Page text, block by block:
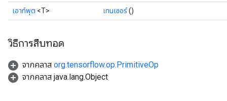
เอาท์พุต <T> เทนเซอร์()
วิธีการสืบทอด
จากคลาส org.tensorflow.op.PrimitiveOp
จากคลาส java.lang.Object